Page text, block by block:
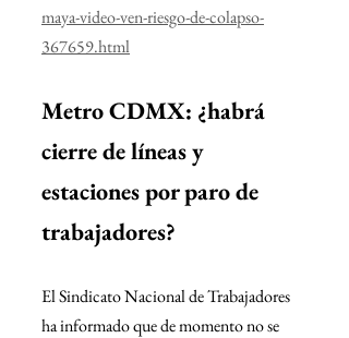
maya-video-ven-riesgo-de-colapso-
367659.html
Metro CDMX: ¿habrá
cierre de líneas y
estaciones por paro de
trabajadores?
El Sindicato Nacional de Trabajadores
ha informado que de momento no se